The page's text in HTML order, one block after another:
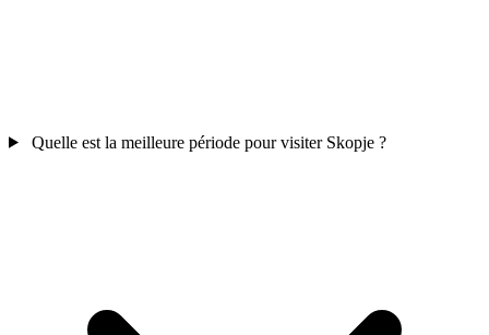
Quelle est la meilleure période pour visiter Skopje ?